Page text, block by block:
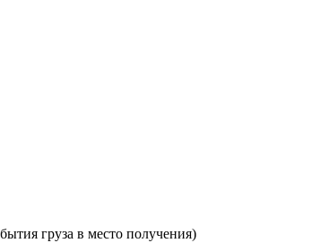
груза в место получения)